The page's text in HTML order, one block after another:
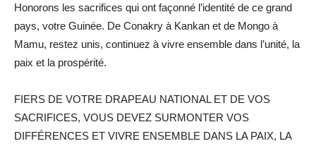
Honorons les sacrifices qui ont façonné l’identité de ce grand
pays, votre Guinée. De Conakry à Kankan et de Mongo à
Mamu, restez unis, continuez à vivre ensemble dans l’unité, la
paix et la prospérité.
FIERS DE VOTRE DRAPEAU NATIONAL ET DE VOS
SACRIFICES, VOUS DEVEZ SURMONTER VOS
DIFFÉRENCES ET VIVRE ENSEMBLE DANS LA PAIX, LA